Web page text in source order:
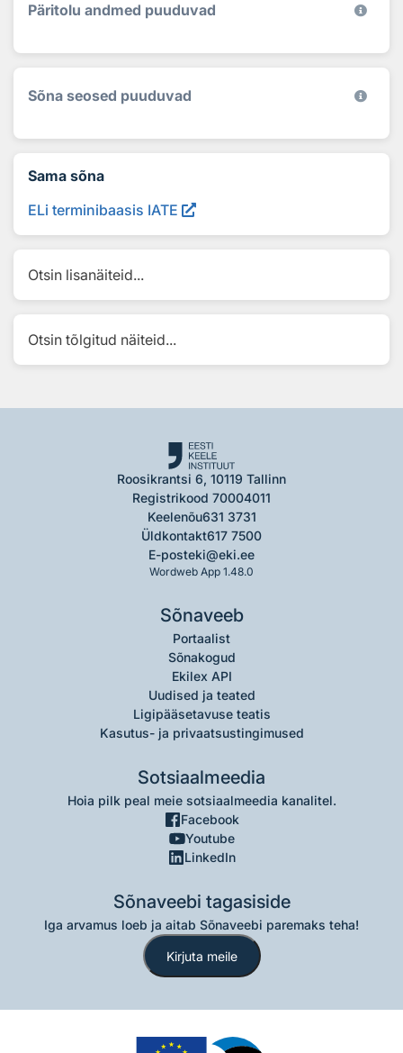
Päritolu andmed puuduvad
Sõna seosed puuduvad
Sama sõna
ELi terminibaasis IATE
Otsin lisanäiteid...
Otsin tõlgitud näiteid...
Roosikrantsi 6, 10119 Tallinn
Registrikood 70004011
Keelenõu631 3731
Üldkontakt617 7500
E-posteki@eki.ee
Wordweb App 1.48.0
Sõnaveeb
Portaalist
Sõnakogud
Ekilex API
Uudised ja teated
Ligipääsetavuse teatis
Kasutus- ja privaatsustingimused
Sotsiaalmeedia
Hoia pilk peal meie sotsiaalmeedia kanalitel.
Facebook
Youtube
LinkedIn
Sõnaveebi tagasiside
Iga arvamus loeb ja aitab Sõnaveebi paremaks teha!
Kirjuta meile